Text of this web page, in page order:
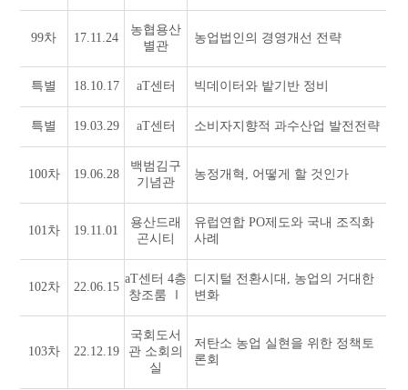
99차 17.11.24
농협용산
별관
농업법인의 경영개선 전략
특별 18.10.17 aT센터 빅데이터와 밭기반 정비
특별 19.03.29 aT센터 소비자지향적 과수산업 발전전략
100차 19.06.28
백범김구
기념관
농정개혁, 어떻게 할 것인가
101차 19.11.01
용산드래
곤시티
유럽연합 PO제도와 국내 조직화
사례
102차 22.06.15
aT센터 4층
창조룸 Ⅰ
디지털 전환시대, 농업의 거대한
변화
103차 22.12.19
국회도서
관 소회의
실
저탄소 농업 실현을 위한 정책토
론회